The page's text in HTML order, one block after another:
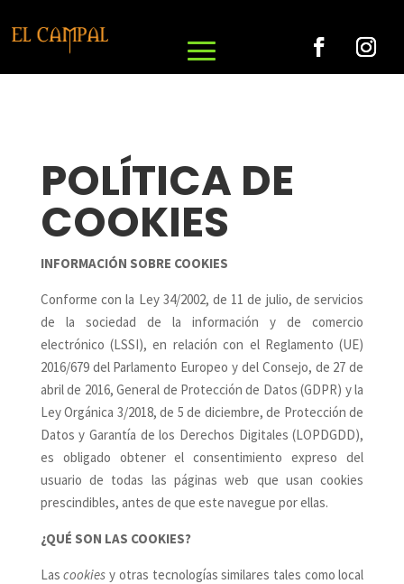
POLÍTICA DE
COOKIES
INFORMACIÓN SOBRE COOKIES
Conforme con la Ley 34/2002, de 11 de julio, de servicios
de la sociedad de la información y de comercio
electrónico (LSSI), en relación con el Reglamento (UE)
2016/679 del Parlamento Europeo y del Consejo, de 27 de
abril de 2016, General de Protección de Datos (GDPR) y la
Ley Orgánica 3/2018, de 5 de diciembre, de Protección de
Datos y Garantía de los Derechos Digitales (LOPDGDD),
es obligado obtener el consentimiento expreso del
usuario de todas las páginas web que usan cookies
prescindibles, antes de que este navegue por ellas.
¿QUÉ SON LAS COOKIES?
Lascookiesy otras tecnologías similares tales como local